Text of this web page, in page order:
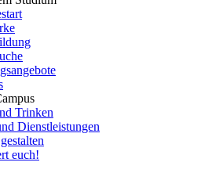
Trinken
Dienstleistungen
euch!